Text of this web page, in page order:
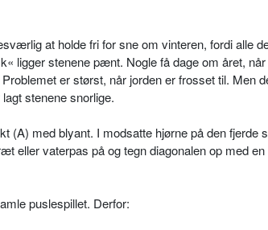
at holde fri for sne om vinteren, fordi alle
ligger stenene pænt. Nogle få dage om året,
er størst, når jorden er frosset til. Men
stenene snorlige.
(A) med blyant. I modsatte hjørne på den fjerde
eller vaterpas på og tegn diagonalen op med en
puslespillet. Derfor: